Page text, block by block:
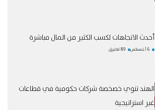
أحدث الاتجاهات لكسب الكثير من المال مباشرة
6 أغسطس 89 تعليق
الهند تنوي خصخصة شركات حكومية في قطاعات
غير استراتيجية